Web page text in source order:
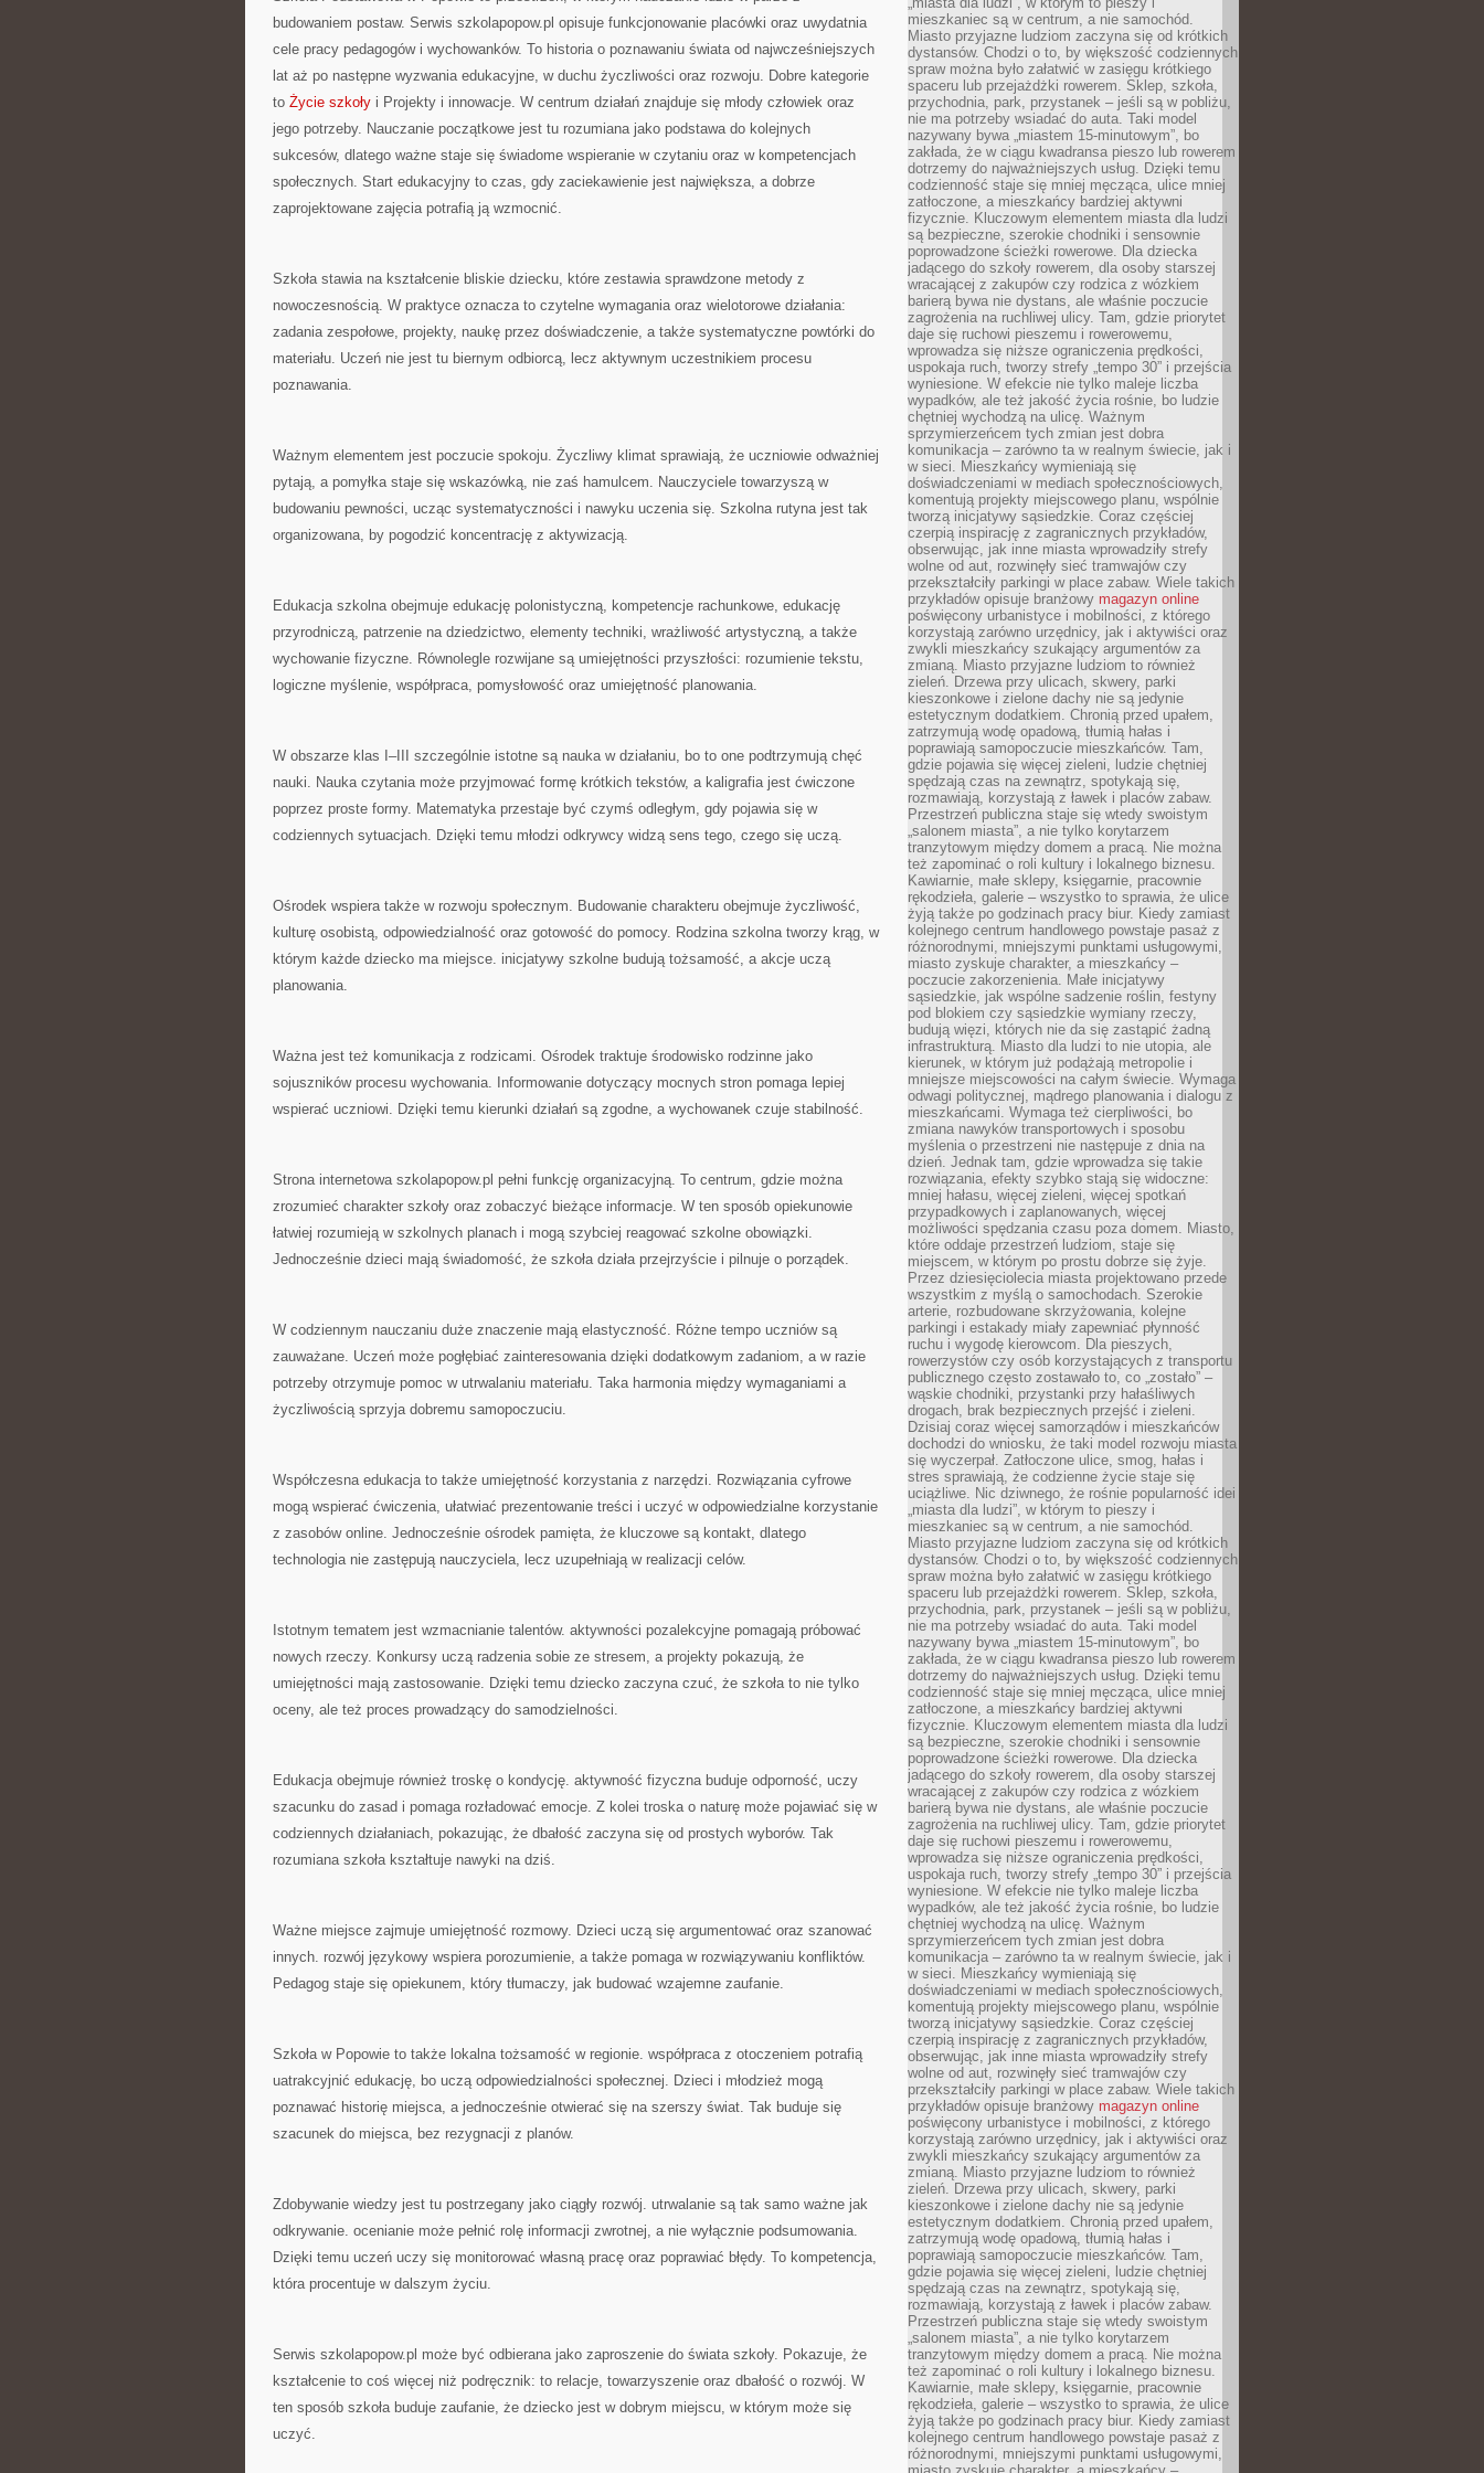
budowaniem postaw. Serwis szkolapopow.pl opisuje funkcjonowanie placówki oraz uwydatnia
cele pracy pedagogów i wychowanków. To historia o poznawaniu świata od najwcześniejszych
lat aż po następne wyzwania edukacyjne, w duchu życzliwości oraz rozwoju. Dobre kategorie
to Życie szkoły i Projekty i innowacje. W centrum działań znajduje się młody człowiek oraz
jego potrzeby. Nauczanie początkowe jest tu rozumiana jako podstawa do kolejnych
sukcesów, dlatego ważne staje się świadome wspieranie w czytaniu oraz w kompetencjach
społecznych. Start edukacyjny to czas, gdy zaciekawienie jest największa, a dobrze
zaprojektowane zajęcia potrafią ją wzmocnić.
Szkoła stawia na kształcenie bliskie dziecku, które zestawia sprawdzone metody z
nowoczesnością. W praktyce oznacza to czytelne wymagania oraz wielotorowe działania:
zadania zespołowe, projekty, naukę przez doświadczenie, a także systematyczne powtórki do
materiału. Uczeń nie jest tu biernym odbiorcą, lecz aktywnym uczestnikiem procesu
poznawania.
Ważnym elementem jest poczucie spokoju. Życzliwy klimat sprawiają, że uczniowie odważniej
pytają, a pomyłka staje się wskazówką, nie zaś hamulcem. Nauczyciele towarzyszą w
budowaniu pewności, ucząc systematyczności i nawyku uczenia się. Szkolna rutyna jest tak
organizowana, by pogodzić koncentrację z aktywizacją.
Edukacja szkolna obejmuje edukację polonistyczną, kompetencje rachunkowe, edukację
przyrodniczą, patrzenie na dziedzictwo, elementy techniki, wrażliwość artystyczną, a także
wychowanie fizyczne. Równolegle rozwijane są umiejętności przyszłości: rozumienie tekstu,
logiczne myślenie, współpraca, pomysłowość oraz umiejętność planowania.
W obszarze klas I–III szczególnie istotne są nauka w działaniu, bo to one podtrzymują chęć
nauki. Nauka czytania może przyjmować formę krótkich tekstów, a kaligrafia jest ćwiczone
poprzez proste formy. Matematyka przestaje być czymś odległym, gdy pojawia się w
codziennych sytuacjach. Dzięki temu młodzi odkrywcy widzą sens tego, czego się uczą.
Ośrodek wspiera także w rozwoju społecznym. Budowanie charakteru obejmuje życzliwość,
kulturę osobistą, odpowiedzialność oraz gotowość do pomocy. Rodzina szkolna tworzy krąg, w
którym każde dziecko ma miejsce. inicjatywy szkolne budują tożsamość, a akcje uczą
planowania.
Ważna jest też komunikacja z rodzicami. Ośrodek traktuje środowisko rodzinne jako
sojuszników procesu wychowania. Informowanie dotyczący mocnych stron pomaga lepiej
wspierać uczniowi. Dzięki temu kierunki działań są zgodne, a wychowanek czuje stabilność.
Strona internetowa szkolapopow.pl pełni funkcję organizacyjną. To centrum, gdzie można
zrozumieć charakter szkoły oraz zobaczyć bieżące informacje. W ten sposób opiekunowie
łatwiej rozumieją w szkolnych planach i mogą szybciej reagować szkolne obowiązki.
Jednocześnie dzieci mają świadomość, że szkoła działa przejrzyście i pilnuje o porządek.
W codziennym nauczaniu duże znaczenie mają elastyczność. Różne tempo uczniów są
zauważane. Uczeń może pogłębiać zainteresowania dzięki dodatkowym zadaniom, a w razie
potrzeby otrzymuje pomoc w utrwalaniu materiału. Taka harmonia między wymaganiami a
życzliwością sprzyja dobremu samopoczuciu.
Współczesna edukacja to także umiejętność korzystania z narzędzi. Rozwiązania cyfrowe
mogą wspierać ćwiczenia, ułatwiać prezentowanie treści i uczyć w odpowiedzialne korzystanie
z zasobów online. Jednocześnie ośrodek pamięta, że kluczowe są kontakt, dlatego
technologia nie zastępują nauczyciela, lecz uzupełniają w realizacji celów.
Istotnym tematem jest wzmacnianie talentów. aktywności pozalekcyjne pomagają próbować
nowych rzeczy. Konkursy uczą radzenia sobie ze stresem, a projekty pokazują, że
umiejętności mają zastosowanie. Dzięki temu dziecko zaczyna czuć, że szkoła to nie tylko
oceny, ale też proces prowadzący do samodzielności.
Edukacja obejmuje również troskę o kondycję. aktywność fizyczna buduje odporność, uczy
szacunku do zasad i pomaga rozładować emocje. Z kolei troska o naturę może pojawiać się w
codziennych działaniach, pokazując, że dbałość zaczyna się od prostych wyborów. Tak
rozumiana szkoła kształtuje nawyki na dziś.
Ważne miejsce zajmuje umiejętność rozmowy. Dzieci uczą się argumentować oraz szanować
innych. rozwój językowy wspiera porozumienie, a także pomaga w rozwiązywaniu konfliktów.
Pedagog staje się opiekunem, który tłumaczy, jak budować wzajemne zaufanie.
Szkoła w Popowie to także lokalna tożsamość w regionie. współpraca z otoczeniem potrafią
uatrakcyjnić edukację, bo uczą odpowiedzialności społecznej. Dzieci i młodzież mogą
poznawać historię miejsca, a jednocześnie otwierać się na szerszy świat. Tak buduje się
szacunek do miejsca, bez rezygnacji z planów.
Zdobywanie wiedzy jest tu postrzegany jako ciągły rozwój. utrwalanie są tak samo ważne jak
odkrywanie. ocenianie może pełnić rolę informacji zwrotnej, a nie wyłącznie podsumowania.
Dzięki temu uczeń uczy się monitorować własną pracę oraz poprawiać błędy. To kompetencja,
która procentuje w dalszym życiu.
Serwis szkolapopow.pl może być odbierana jako zaproszenie do świata szkoły. Pokazuje, że
kształcenie to coś więcej niż podręcznik: to relacje, towarzyszenie oraz dbałość o rozwój. W
ten sposób szkoła buduje zaufanie, że dziecko jest w dobrym miejscu, w którym może się
uczyć.
mieszkaniec są w centrum, a nie samochód.
Miasto przyjazne ludziom zaczyna się od krótkich
dystansów. Chodzi o to, by większość codziennych
spraw można było załatwić w zasięgu krótkiego
spaceru lub przejażdżki rowerem. Sklep, szkoła,
przychodnia, park, przystanek – jeśli są w pobliżu,
nie ma potrzeby wsiadać do auta. Taki model
nazywany bywa „miastem 15-minutowym”, bo
zakłada, że w ciągu kwadransa pieszo lub rowerem
dotrzemy do najważniejszych usług. Dzięki temu
codzienność staje się mniej męcząca, ulice mniej
zatłoczone, a mieszkańcy bardziej aktywni
fizycznie. Kluczowym elementem miasta dla ludzi
są bezpieczne, szerokie chodniki i sensownie
poprowadzone ścieżki rowerowe. Dla dziecka
jadącego do szkoły rowerem, dla osoby starszej
wracającej z zakupów czy rodzica z wózkiem
barierą bywa nie dystans, ale właśnie poczucie
zagrożenia na ruchliwej ulicy. Tam, gdzie priorytet
daje się ruchowi pieszemu i rowerowemu,
wprowadza się niższe ograniczenia prędkości,
uspokaja ruch, tworzy strefy „tempo 30” i przejścia
wyniesione. W efekcie nie tylko maleje liczba
wypadków, ale też jakość życia rośnie, bo ludzie
chętniej wychodzą na ulicę. Ważnym
sprzymierzeńcem tych zmian jest dobra
komunikacja – zarówno ta w realnym świecie, jak i
w sieci. Mieszkańcy wymieniają się
doświadczeniami w mediach społecznościowych,
komentują projekty miejscowego planu, wspólnie
tworzą inicjatywy sąsiedzkie. Coraz częściej
czerpią inspirację z zagranicznych przykładów,
obserwując, jak inne miasta wprowadziły strefy
wolne od aut, rozwinęły sieć tramwajów czy
przekształciły parkingi w place zabaw. Wiele takich
przykładów opisuje branżowy magazyn online
poświęcony urbanistyce i mobilności, z którego
korzystają zarówno urzędnicy, jak i aktywiści oraz
zwykli mieszkańcy szukający argumentów za
zmianą. Miasto przyjazne ludziom to również
zieleń. Drzewa przy ulicach, skwery, parki
kieszonkowe i zielone dachy nie są jedynie
estetycznym dodatkiem. Chronią przed upałem,
zatrzymują wodę opadową, tłumią hałas i
poprawiają samopoczucie mieszkańców. Tam,
gdzie pojawia się więcej zieleni, ludzie chętniej
spędzają czas na zewnątrz, spotykają się,
rozmawiają, korzystają z ławek i placów zabaw.
Przestrzeń publiczna staje się wtedy swoistym
„salonem miasta”, a nie tylko korytarzem
tranzytowym między domem a pracą. Nie można
też zapominać o roli kultury i lokalnego biznesu.
Kawiarnie, małe sklepy, księgarnie, pracownie
rękodzieła, galerie – wszystko to sprawia, że ulice
żyją także po godzinach pracy biur. Kiedy zamiast
kolejnego centrum handlowego powstaje pasaż z
różnorodnymi, mniejszymi punktami usługowymi,
miasto zyskuje charakter, a mieszkańcy –
poczucie zakorzenienia. Małe inicjatywy
sąsiedzkie, jak wspólne sadzenie roślin, festyny
pod blokiem czy sąsiedzkie wymiany rzeczy,
budują więzi, których nie da się zastąpić żadną
infrastrukturą. Miasto dla ludzi to nie utopia, ale
kierunek, w którym już podążają metropolie i
mniejsze miejscowości na całym świecie. Wymaga
odwagi politycznej, mądrego planowania i dialogu z
mieszkańcami. Wymaga też cierpliwości, bo
zmiana nawyków transportowych i sposobu
myślenia o przestrzeni nie następuje z dnia na
dzień. Jednak tam, gdzie wprowadza się takie
rozwiązania, efekty szybko stają się widoczne:
mniej hałasu, więcej zieleni, więcej spotkań
przypadkowych i zaplanowanych, więcej
możliwości spędzania czasu poza domem. Miasto,
które oddaje przestrzeń ludziom, staje się
miejscem, w którym po prostu dobrze się żyje.
Przez dziesięciolecia miasta projektowano przede
wszystkim z myślą o samochodach. Szerokie
arterie, rozbudowane skrzyżowania, kolejne
parkingi i estakady miały zapewniać płynność
ruchu i wygodę kierowcom. Dla pieszych,
rowerzystów czy osób korzystających z transportu
publicznego często zostawało to, co „zostało” –
wąskie chodniki, przystanki przy hałaśliwych
drogach, brak bezpiecznych przejść i zieleni.
Dzisiaj coraz więcej samorządów i mieszkańców
dochodzi do wniosku, że taki model rozwoju miasta
się wyczerpał. Zatłoczone ulice, smog, hałas i
stres sprawiają, że codzienne życie staje się
uciążliwe. Nic dziwnego, że rośnie popularność idei
„miasta dla ludzi”, w którym to pieszy i
mieszkaniec są w centrum, a nie samochód.
Miasto przyjazne ludziom zaczyna się od krótkich
dystansów. Chodzi o to, by większość codziennych
spraw można było załatwić w zasięgu krótkiego
spaceru lub przejażdżki rowerem. Sklep, szkoła,
przychodnia, park, przystanek – jeśli są w pobliżu,
nie ma potrzeby wsiadać do auta. Taki model
nazywany bywa „miastem 15-minutowym”, bo
zakłada, że w ciągu kwadransa pieszo lub rowerem
dotrzemy do najważniejszych usług. Dzięki temu
codzienność staje się mniej męcząca, ulice mniej
zatłoczone, a mieszkańcy bardziej aktywni
fizycznie. Kluczowym elementem miasta dla ludzi
są bezpieczne, szerokie chodniki i sensownie
poprowadzone ścieżki rowerowe. Dla dziecka
jadącego do szkoły rowerem, dla osoby starszej
wracającej z zakupów czy rodzica z wózkiem
barierą bywa nie dystans, ale właśnie poczucie
zagrożenia na ruchliwej ulicy. Tam, gdzie priorytet
daje się ruchowi pieszemu i rowerowemu,
wprowadza się niższe ograniczenia prędkości,
uspokaja ruch, tworzy strefy „tempo 30” i przejścia
wyniesione. W efekcie nie tylko maleje liczba
wypadków, ale też jakość życia rośnie, bo ludzie
chętniej wychodzą na ulicę. Ważnym
sprzymierzeńcem tych zmian jest dobra
komunikacja – zarówno ta w realnym świecie, jak i
w sieci. Mieszkańcy wymieniają się
doświadczeniami w mediach społecznościowych,
komentują projekty miejscowego planu, wspólnie
tworzą inicjatywy sąsiedzkie. Coraz częściej
czerpią inspirację z zagranicznych przykładów,
obserwując, jak inne miasta wprowadziły strefy
wolne od aut, rozwinęły sieć tramwajów czy
przekształciły parkingi w place zabaw. Wiele takich
przykładów opisuje branżowy magazyn online
poświęcony urbanistyce i mobilności, z którego
korzystają zarówno urzędnicy, jak i aktywiści oraz
zwykli mieszkańcy szukający argumentów za
zmianą. Miasto przyjazne ludziom to również
zieleń. Drzewa przy ulicach, skwery, parki
kieszonkowe i zielone dachy nie są jedynie
estetycznym dodatkiem. Chronią przed upałem,
zatrzymują wodę opadową, tłumią hałas i
poprawiają samopoczucie mieszkańców. Tam,
gdzie pojawia się więcej zieleni, ludzie chętniej
spędzają czas na zewnątrz, spotykają się,
rozmawiają, korzystają z ławek i placów zabaw.
Przestrzeń publiczna staje się wtedy swoistym
„salonem miasta”, a nie tylko korytarzem
tranzytowym między domem a pracą. Nie można
też zapominać o roli kultury i lokalnego biznesu.
Kawiarnie, małe sklepy, księgarnie, pracownie
rękodzieła, galerie – wszystko to sprawia, że ulice
żyją także po godzinach pracy biur. Kiedy zamiast
kolejnego centrum handlowego powstaje pasaż z
różnorodnymi, mniejszymi punktami usługowymi,